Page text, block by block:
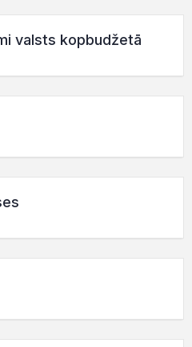
valsts kopbudžetā